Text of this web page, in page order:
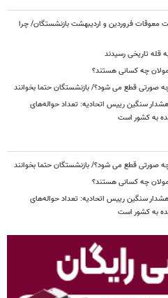
معوقات فروردین و اردیبهشت بازنشستگان/ چرا
تاریخی رسیدند
چه کسانی هستند؟
صورتی قطع می شود؟/ بازنشستگان حتما بخوانند
هشدار سنگین رییس اتحادیه: تعداد حواله‌های
به کشور است
صورتی قطع می شود؟/ بازنشستگان حتما بخوانند
چه کسانی هستند؟
هشدار سنگین رییس اتحادیه: تعداد حواله‌های
به کشور است